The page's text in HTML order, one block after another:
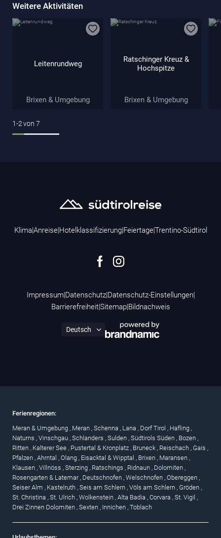
Weitere Aktivitäten
Leitenrundweg
Brixen & Umgebung
Ratschinger Kreuz &
Hochspitze
Brixen & Umgebung
1-2von 7
Klima|Anreise|Hotelklassifizierung|Feiertage|Trentino-Südtirol
Impressum|Datenschutz|Datenschutz-Einstellungen|
Barrierefreiheit|Sitemap|Bildnachweis
Ferienregionen:
Meran & Umgebung , Meran , Schenna , Lana , Dorf Tirol , Hafling ,
Naturns , Vinschgau , Schlanders , Sulden , Südtirols Süden , Bozen ,
Ritten , Kalterer See , Pustertal & Kronplatz , Bruneck , Reischach , Gais ,
Pfalzen , Ahrntal , Olang , Eisacktal & Wipptal , Brixen , Maransen ,
Klausen , Villnöss , Sterzing , Ratschings , Ridnaun , Dolomiten ,
Rosengarten & Latemar , Deutschnofen , Welschnofen , Obereggen ,
Seiser Alm , Kastelruth , Seis am Schlern , Völs am Schlern , Gröden ,
St. Christina , St. Ulrich , Wolkenstein , Alta Badia , Corvara , St. Vigil ,
Drei Zinnen Dolomiten , Sexten , Innichen , Toblach